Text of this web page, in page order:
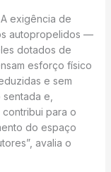
exigência de
autopropelidos —
dotados de
esforço físico
e sem
e,
para o
do espaço
avalia o